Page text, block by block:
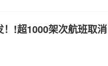
!超1000架次航班取